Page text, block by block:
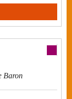
Baron